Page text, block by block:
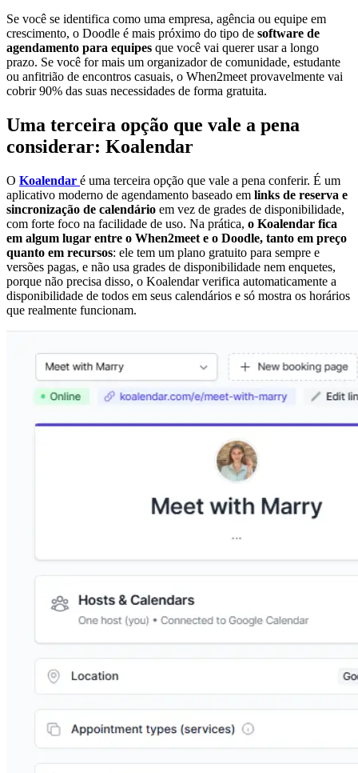
Se você se identifica como uma empresa, agência ou equipe em
crescimento, o Doodle é mais próximo do tipo de software de
agendamento para equipes que você vai querer usar a longo
prazo. Se você for mais um organizador de comunidade, estudante
ou anfitrião de encontros casuais, o When2meet provavelmente vai
cobrir 90% das suas necessidades de forma gratuita.
Uma terceira opção que vale a pena
considerar: Koalendar
O Koalendar é uma terceira opção que vale a pena conferir. É um
aplicativo moderno de agendamento baseado em links de reserva e
sincronização de calendário em vez de grades de disponibilidade,
com forte foco na facilidade de uso. Na prática, o Koalendar fica
em algum lugar entre o When2meet e o Doodle, tanto em preço
quanto em recursos: ele tem um plano gratuito para sempre e
versões pagas, e não usa grades de disponibilidade nem enquetes,
porque não precisa disso, o Koalendar verifica automaticamente a
disponibilidade de todos em seus calendários e só mostra os horários
que realmente funcionam.